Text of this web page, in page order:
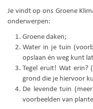
Je vindt op ons Groene
onderwerpen:
Groene daken;
Water in je tuin
opslaan én weg kunt
Tegel eruit! Wat erin?
grond die je hiervoor
De levende tuin
voorbeelden van